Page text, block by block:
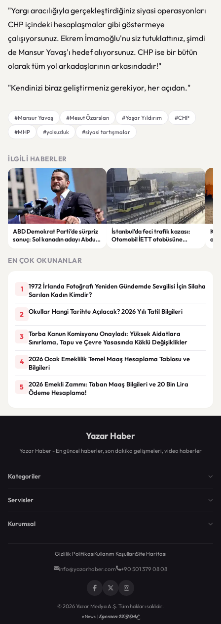
"Yargı aracılığıyla gerçekleştirdiğiniz siyasi operasyonları
CHP içindeki hesaplaşmalar gibi göstermeye
çalışıyorsunuz. Ekrem İmamoğlu'nu siz tutuklattınız, şimdi
de Mansur Yavaş'ı hedef alıyorsunuz. CHP ise bir bütün
olarak tüm yol arkadaşlarının arkasındadır!"
"Kendinizi biraz geliştirmeniz gerekiyor, her açıdan."
#Mansur Yavaş #Mesut Özarslan #Yaşar Yıldırım
#CHP
#MHP
#yolsuzluk #siyasi tartışmalar
İLGILI HABERLER
ABD Demokrat Parti’de sürpriz
sonuç: Sol kanadın adayı Abdul
İstanbul’da feci trafik kazası:
Otomobil İETT otobüsüne
EN ÇOK OKUNANLAR
1
1972 İrlanda Fotoğrafı Yeniden Gündemde Sevgilisi İçin Silaha
Sarılan Kadın Kimdir?
2 Okullar Hangi Tarihte Açılacak? 2026 Yılı Tatil Bilgileri
3
Torba Kanun Komisyonu Onayladı: Yüksek Aidatlara
Sınırlama, Tapu ve Çevre Yasasında Köklü Değişiklikler
4
2026 Ocak Emeklilik Temel Maaş Hesaplama Tablosu ve
Bilgileri
5
2026 Emekli Zammı: Taban Maaş Bilgileri ve 20 Bin Lira
Ödeme Hesaplama!
Yazar Haber
Yazar Haber - En güncel haberler, son dakika gelişmeleri, video haberler
Kategoriler
Servisler
Kurumsal
Gizlilik PolitikasıKullanım KoşullarıSite Haritası
info@yazarhaber.com +90 501 379 08 08
© 2026 Yazar Medya A.Ş. Tüm hakları saklıdır.
eNews |Egemen KEYDAL